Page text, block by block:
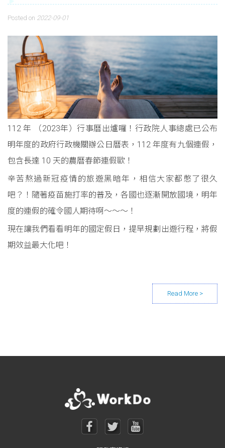
Posted on 2022-09-01
112 年 （2023年）行事曆出爐囉！行政院人事總處已公布
明年度的政府行政機關辦公日曆表，112 年度有九個連假，
包含長達 10 天的農曆春節連假歐！
辛苦熬過新冠疫情的旅遊黑暗年，相信大家都憋了很久
吧？！隨著疫苗施打率的普及，各國也逐漸開放國境，明年
度的連假的確令國人期待啊～～～！
現在讓我們看看明年的國定假日，提早規劃出遊行程，將假
期效益最大化吧！
Posts navigation